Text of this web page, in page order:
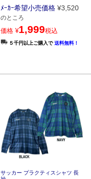
ﾒｰｶｰ希望小売価格 ¥3,520
のところ
価格 ¥1,999税込
５千円以上ご購入で送料無料！
サッカー プラクティスシャツ 長